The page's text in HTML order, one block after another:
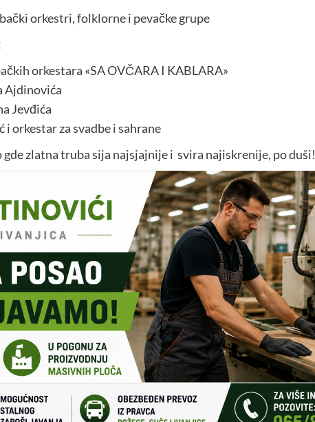
orkestri, folklorne i pevačke grupe
orkestara «SA OVČARA I KABLARA»
Ajdinovića
Jevđića
orkestar za svadbe i sahrane
zlatna truba sija najsjajnije i svira najiskrenije, po duši!